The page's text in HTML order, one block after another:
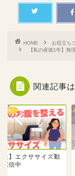
HOME お役立ち
【私の産後1年】無
関連記事
マ向け
後】エクササイズ動
配信中